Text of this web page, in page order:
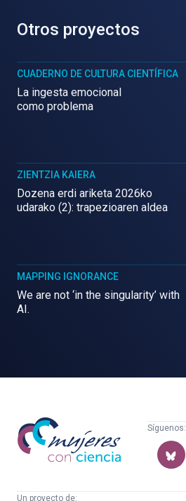
Otros proyectos
CUADERNO DE CULTURA CIENTÍFICA
La ingesta emocional
como problema
ZIENTZIA KAIERA
Dozena erdi ariketa 2026ko
udarako (2): trapezioaren aldea
MAPPING IGNORANCE
We are not ‘in the singularity’ with
AI.
Mujeres
con
ciencia
Síguenos:
Un proyecto de: